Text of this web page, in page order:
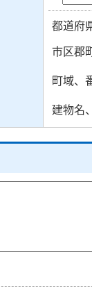
都道府
市区郡
町域、
建物名